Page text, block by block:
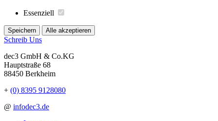
Essenziell
Speichern Alle akzeptieren
Schreib Uns
dec3 GmbH & Co.KG
Hauptstraße 68
88450 Berkheim
+ (0) 8395 9128080
@ infodec3.de